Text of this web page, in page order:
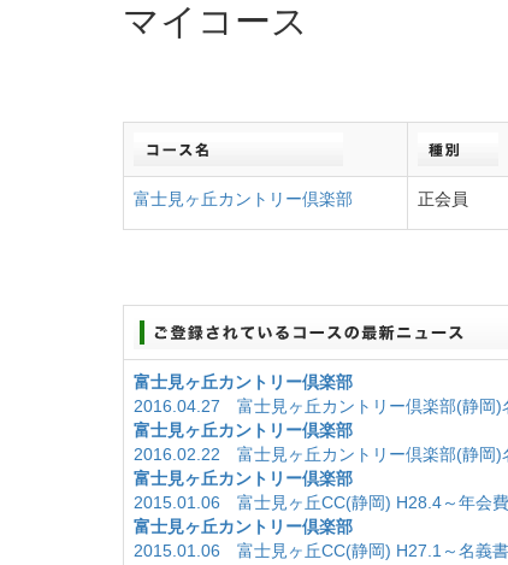
マイコース
富士見ヶ丘カントリー倶楽部 正会員
富士見ヶ丘カントリー倶楽部
2016.04.27 富士見ヶ丘カントリー倶楽部(静岡)
富士見ヶ丘カントリー倶楽部
2016.02.22 富士見ヶ丘カントリー倶楽部(静岡)
富士見ヶ丘カントリー倶楽部
2015.01.06 富士見ヶ丘CC(静岡) H28.4～年会
富士見ヶ丘カントリー倶楽部
2015.01.06 富士見ヶ丘CC(静岡) H27.1～名義